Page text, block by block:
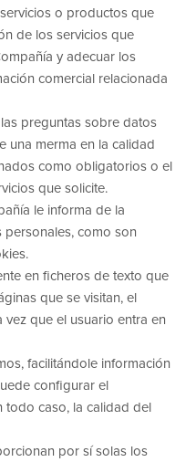
o productos que
de los servicios que
y adecuar los
comercial relacionada
preguntas sobre datos
una merma en la calidad
como obligatorios o el
que solicite.
le informa de la
como son
en ficheros de texto que
que se visitan, el
que el usuario entra en
facilitándole información
configurar el
todo caso, la calidad del
por sí solas los